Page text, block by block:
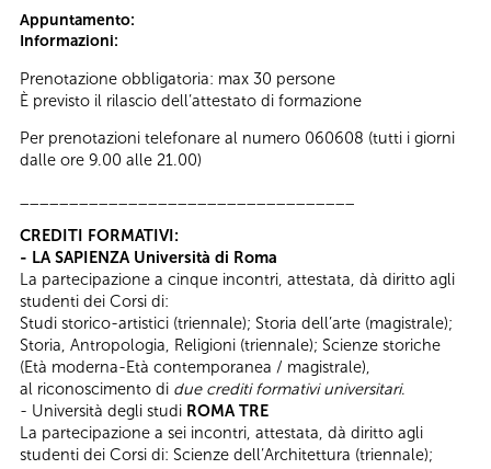
Appuntamento:
Informazioni:
Prenotazione obbligatoria: max 30 persone
È previsto il rilascio dell’attestato di formazione
Per prenotazioni telefonare al numero 060608 (tutti i giorni
dalle ore 9.00 alle 21.00)
CREDITI FORMATIVI:
- LA SAPIENZA Università di Roma
La partecipazione a cinque incontri, attestata, dà diritto agli
studenti dei Corsi di:
Studi storico-artistici (triennale); Storia dell’arte (magistrale);
Storia, Antropologia, Religioni (triennale); Scienze storiche
(Età moderna-Età contemporanea / magistrale),
al riconoscimento di due crediti formativi universitari.
- Università degli studi ROMA TRE
La partecipazione a sei incontri, attestata, dà diritto agli
studenti dei Corsi di: Scienze dell’Architettura (triennale);